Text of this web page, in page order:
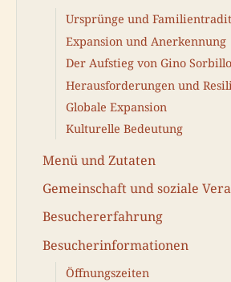
Ursprünge und
Expansion und Anerkennung
Der Aufstieg von Gino Sorbillo
Herausforderungen und
Globale Expansion
Kulturelle Bedeutung
Menü und Zutaten
Gemeinschaft und soziale
Besuchererfahrung
Besucherinformationen
Öffnungszeiten